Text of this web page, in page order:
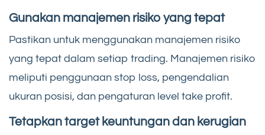
Gunakan manajemen risiko yang tepat
Pastikan untuk menggunakan manajemen risiko
yang tepat dalam setiap trading. Manajemen risiko
meliputi penggunaan stop loss, pengendalian
ukuran posisi, dan pengaturan level take profit.
Tetapkan target keuntungan dan kerugian